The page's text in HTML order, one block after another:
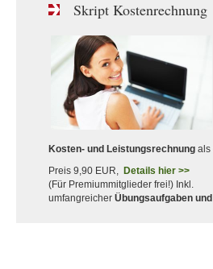
Skript Kostenrechnung
Kosten- und Leistungsrechnung als
Preis 9,90 EUR, Details hier >>
(Für Premiummitglieder frei!) Inkl.
umfangreicher Übungsaufgaben